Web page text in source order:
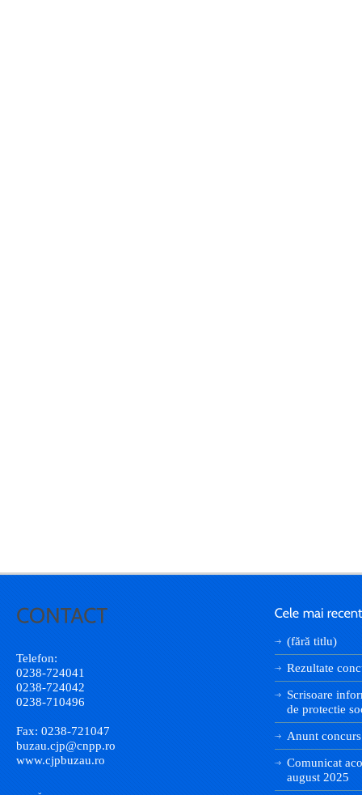
Telefon:
0238-724041
0238-724042
0238-710496
Fax: 0238-721047
buzau.cjp@cnpp.ro
www.cjpbuzau.ro
(fără titlu)
Rezultate
Scrisoare
de protectie
Anunt concurs
Comunicat
august 2025